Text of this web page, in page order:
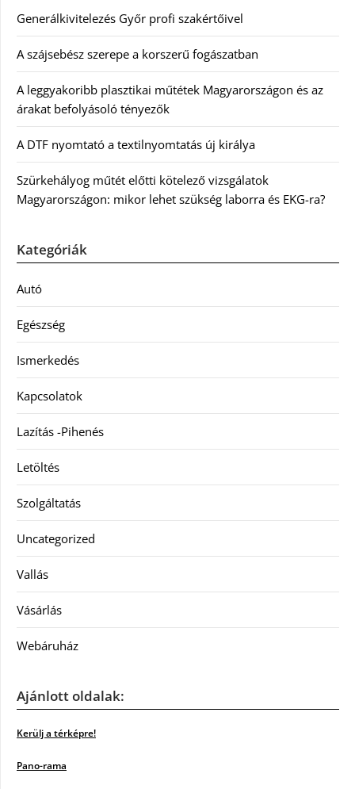
Generálkivitelezés Győr profi szakértőivel
A szájsebész szerepe a korszerű fogászatban
A leggyakoribb plasztikai műtétek Magyarországon és az
árakat befolyásoló tényezők
A DTF nyomtató a textilnyomtatás új királya
Szürkehályog műtét előtti kötelező vizsgálatok
Magyarországon: mikor lehet szükség laborra és EKG-ra?
Kategóriák
Autó
Egészség
Ismerkedés
Kapcsolatok
Lazítás -Pihenés
Letöltés
Szolgáltatás
Uncategorized
Vallás
Vásárlás
Webáruház
Ajánlott oldalak:
Kerülj a térképre!
Pano-rama